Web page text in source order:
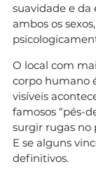
suavidade e da
ambos os
O local com
corpo humano
visíveis
famosos “pés-
surgir rugas no
E se alguns
definitivos.